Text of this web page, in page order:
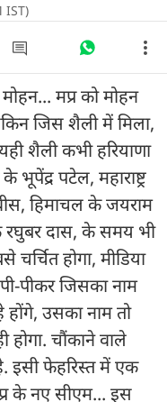
IST)
मप्र को मोहन
जिस शैली में मिला,
शैली कभी हरियाणा
पटेल, महाराष्ट्र
हिमाचल के जयराम
रघुबर दास, के समय भी
चर्चित होगा, मीडिया
पीकर जिसका नाम
उसका नाम तो
होगा. चौंकाने वाले
इसी फेहरिस्त में एक
के नए सीएम... इस